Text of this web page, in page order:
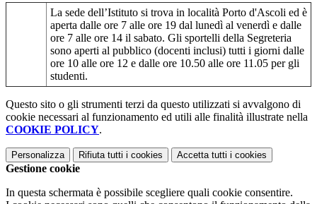
La sede dell’Istituto si trova in località Porto d'Ascoli ed è
aperta dalle ore 7 alle ore 19 dal lunedì al venerdì e dalle
ore 7 alle ore 14 il sabato. Gli sportelli della Segreteria
sono aperti al pubblico (docenti inclusi) tutti i giorni dalle
ore 10 alle ore 12 e dalle ore 10.50 alle ore 11.05 per gli
studenti.
Questo sito o gli strumenti terzi da questo utilizzati si avvalgono di
cookie necessari al funzionamento ed utili alle finalità illustrate nella
COOKIE POLICY.
Personalizza Rifiuta tutti i cookies Accetta tutti i cookies
Gestione cookie
In questa schermata è possibile scegliere quali cookie consentire.